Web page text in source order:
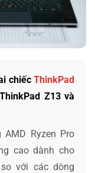
chiếc ThinkPad
Z13 và
Ryzen Pro
cao dành cho
với các dòng